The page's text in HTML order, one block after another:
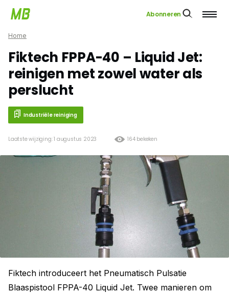
Abonneren
Home
Fiktech FPPA-40 – Liquid Jet:
reinigen met zowel water als
perslucht
Industriële reiniging
164 bekeken
Laatste wijziging: 1 augustus 2023
Fiktech introduceert het Pneumatisch Pulsatie
Blaaspistool FPPA-40 Liquid Jet. Twee manieren om